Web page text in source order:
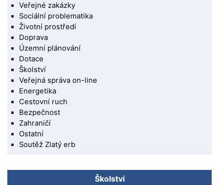
Veřejné zakázky
Sociální problematika
Životní prostředí
Doprava
Územní plánování
Dotace
Školství
Veřejná správa on-line
Energetika
Cestovní ruch
Bezpečnost
Zahraničí
Ostatní
Soutěž Zlatý erb
Školství